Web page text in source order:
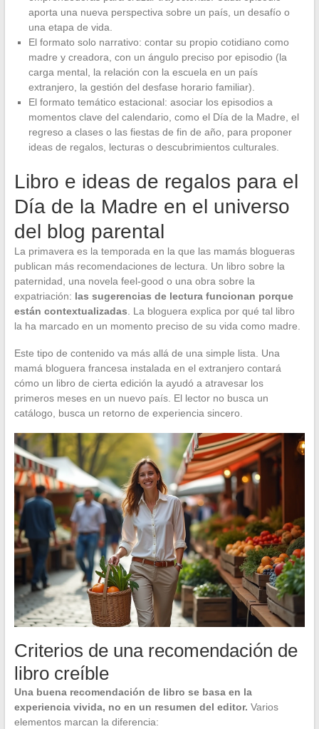
aporta una nueva perspectiva sobre un país, un desafío o
una etapa de vida.
El formato solo narrativo: contar su propio cotidiano como
madre y creadora, con un ángulo preciso por episodio (la
carga mental, la relación con la escuela en un país
extranjero, la gestión del desfase horario familiar).
El formato temático estacional: asociar los episodios a
momentos clave del calendario, como el Día de la Madre, el
regreso a clases o las fiestas de fin de año, para proponer
ideas de regalos, lecturas o descubrimientos culturales.
Libro e ideas de regalos para el
Día de la Madre en el universo
del blog parental
La primavera es la temporada en la que las mamás blogueras
publican más recomendaciones de lectura. Un libro sobre la
paternidad, una novela feel-good o una obra sobre la
expatriación: las sugerencias de lectura funcionan porque
están contextualizadas . La bloguera explica por qué tal libro
la ha marcado en un momento preciso de su vida como madre.
Este tipo de contenido va más allá de una simple lista. Una
mamá bloguera francesa instalada en el extranjero contará
cómo un libro de cierta edición la ayudó a atravesar los
primeros meses en un nuevo país. El lector no busca un
catálogo, busca un retorno de experiencia sincero.
Criterios de una recomendación de
libro creíble
Una buena recomendación de libro se basa en la
experiencia vivida, no en un resumen del editor. Varios
elementos marcan la diferencia: